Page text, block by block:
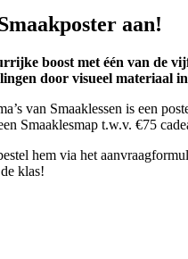
aan!
boost met één van de
door visueel materiaal
van Smaaklessen is een
Smaaklesmap t.w.v. €75
hem via het
klas!